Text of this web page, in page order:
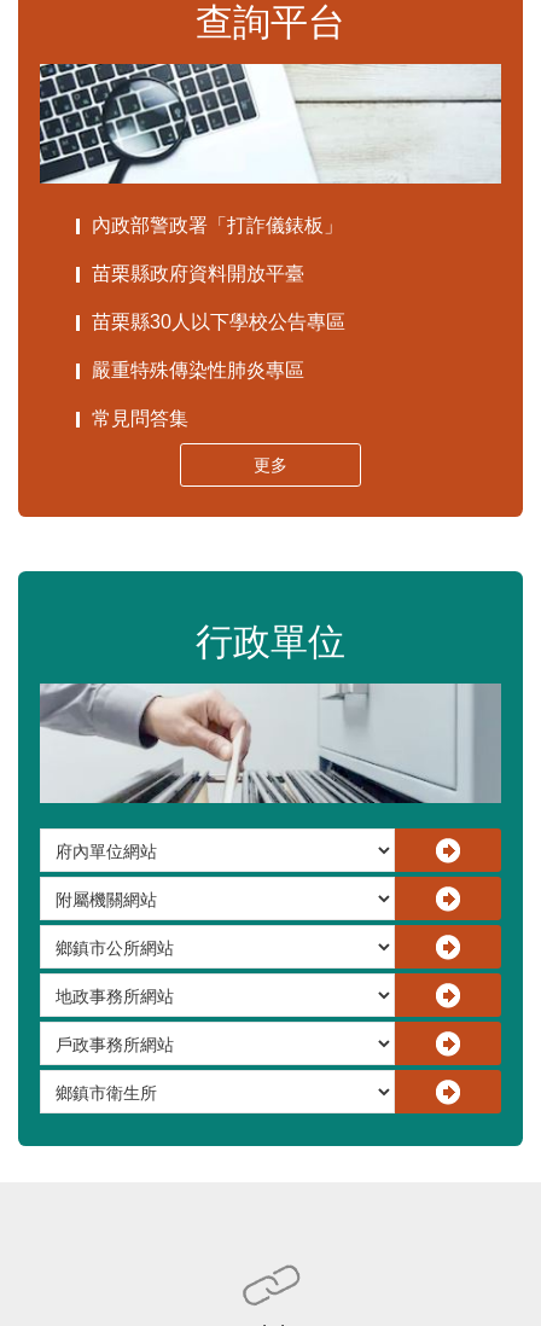
查詢平台
內政部警政署「打詐儀錶板」
苗栗縣政府資料開放平臺
苗栗縣30人以下學校公告專區
嚴重特殊傳染性肺炎專區
常見問答集
更多
行政單位